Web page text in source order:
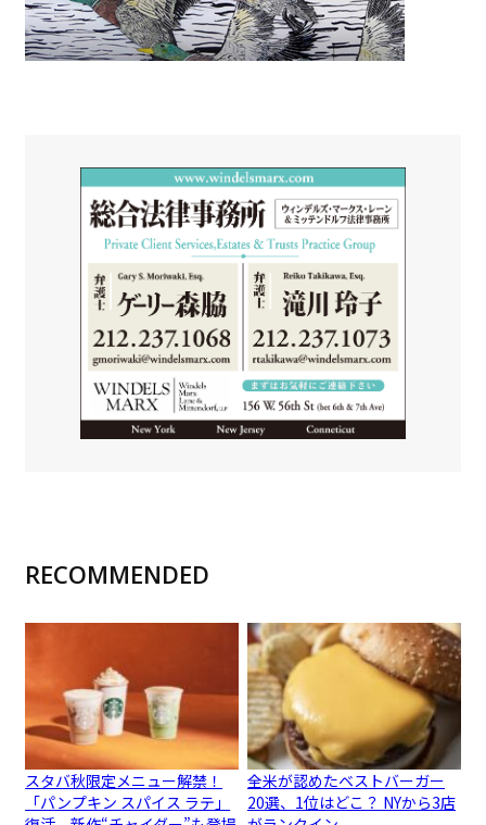
RECOMMENDED
スタバ秋限定メニュー解禁！
「パンプキン スパイス ラテ」
全米が認めたベストバーガー
20選、1位はどこ？ NYから3店